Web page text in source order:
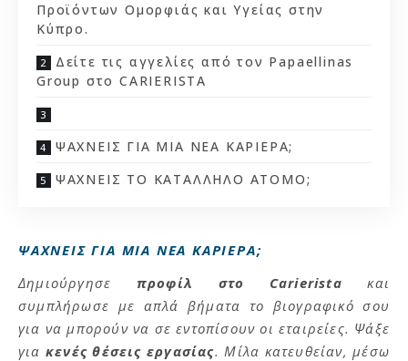
Προϊόντων Ομορφιάς και Υγείας στην
Κύπρο.
Δείτε τις αγγελίες από τον Papaellinas
Group στο CARIERISTA
ΨΑΧΝΕΙΣ ΓΙΑ ΜΙΑ ΝΕΑ ΚΑΡΙΕΡΑ;
ΨΑΧΝΕΙΣ ΤΟ ΚΑΤΑΛΛΗΛΟ ΑΤΟΜΟ;
ΨΑΧΝΕΙΣ ΓΙΑ ΜΙΑ ΝΕΑ ΚΑΡΙΕΡΑ;
Δημιούργησε προφίλ στο Carierista και
συμπλήρωσε με απλά βήματα το βιογραφικό σου
για να μπορούν να σε εντοπίσουν οι εταιρείες. Ψάξε
γιακενές θέσεις εργασίας. Μίλα κατευθείαν, μέσω